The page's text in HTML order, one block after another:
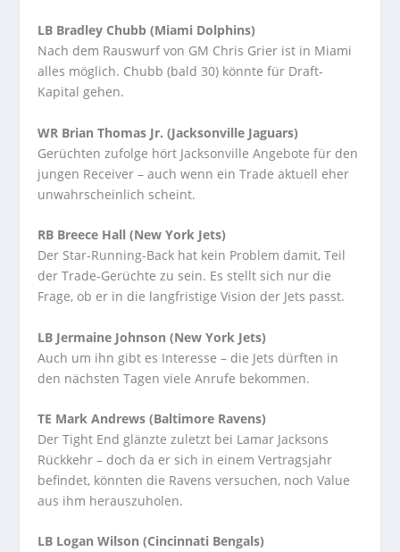
LB Bradley Chubb (Miami Dolphins)
Nach dem Rauswurf von GM Chris Grier ist in Miami
alles möglich. Chubb (bald 30) könnte für Draft-
Kapital gehen.
WR Brian Thomas Jr. (Jacksonville Jaguars)
Gerüchten zufolge hört Jacksonville Angebote für den
jungen Receiver – auch wenn ein Trade aktuell eher
unwahrscheinlich scheint.
RB Breece Hall (New York Jets)
Der Star-Running-Back hat kein Problem damit, Teil
der Trade-Gerüchte zu sein. Es stellt sich nur die
Frage, ob er in die langfristige Vision der Jets passt.
LB Jermaine Johnson (New York Jets)
Auch um ihn gibt es Interesse – die Jets dürften in
den nächsten Tagen viele Anrufe bekommen.
TE Mark Andrews (Baltimore Ravens)
Der Tight End glänzte zuletzt bei Lamar Jacksons
Rückkehr – doch da er sich in einem Vertragsjahr
befindet, könnten die Ravens versuchen, noch Value
aus ihm herauszuholen.
LB Logan Wilson (Cincinnati Bengals)